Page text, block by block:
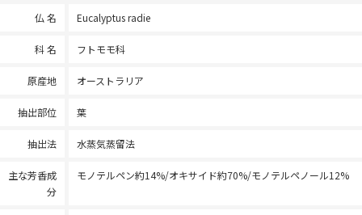
仏 名 Eucalyptus radie
科 名 フトモモ科
原産地 オーストラリア
抽出部位 葉
抽出法 水蒸気蒸留法
主な芳香成
分
モノテルペン約14%/オキサイド約70%/モノテルペノール12%